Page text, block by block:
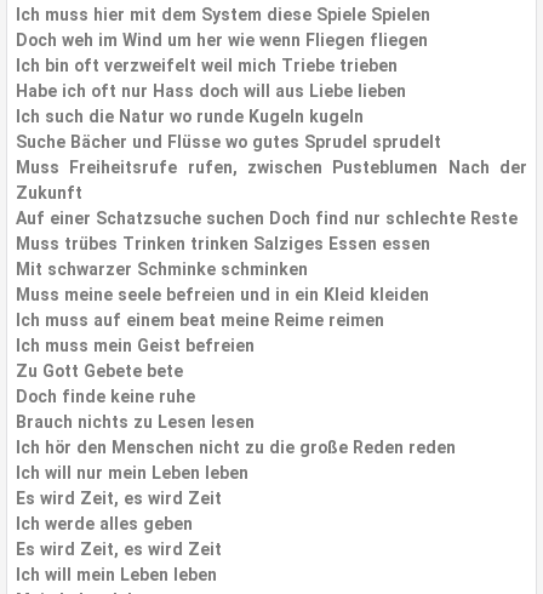
Ich muss hier mit dem System diese Spiele Spielen
Doch weh im Wind um her wie wenn Fliegen fliegen
Ich bin oft verzweifelt weil mich Triebe trieben
Habe ich oft nur Hass doch will aus Liebe lieben
Ich such die Natur wo runde Kugeln kugeln
Suche Bächer und Flüsse wo gutes Sprudel sprudelt
Muss Freiheitsrufe rufen, zwischen Pusteblumen Nach der
Zukunft
Auf einer Schatzsuche suchen Doch find nur schlechte Reste
Muss trübes Trinken trinken Salziges Essen essen
Mit schwarzer Schminke schminken
Muss meine seele befreien und in ein Kleid kleiden
Ich muss auf einem beat meine Reime reimen
Ich muss mein Geist befreien
Zu Gott Gebete bete
Doch finde keine ruhe
Brauch nichts zu Lesen lesen
Ich hör den Menschen nicht zu die große Reden reden
Ich will nur mein Leben leben
Es wird Zeit, es wird Zeit
Ich werde alles geben
Es wird Zeit, es wird Zeit
Ich will mein Leben leben